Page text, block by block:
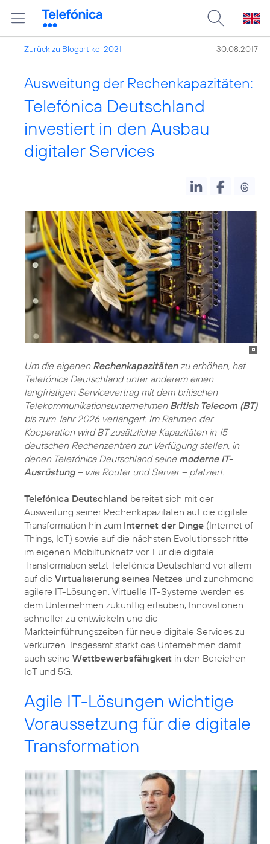
Zurück zu Blogartikel 2021 30.08.2017
Ausweitung der Rechenkapazitäten:
Telefónica Deutschland
investiert in den Ausbau
digitaler Services
Um die eigenen Rechenkapazitätenzu erhöhen, hat
Telefónica Deutschland unter anderem einen
langfristigen Servicevertrag mit dem britischen
Telekommunikationsunternehmen British Telecom (BT)
bis zum Jahr 2026 verlängert. Im Rahmen der
Kooperation wird BT zusätzliche Kapazitäten in 15
deutschen Rechenzentren zur Verfügung stellen, in
denen Telefónica Deutschland seine moderne IT-
Ausrüstung– wie Router und Server – platziert.
Telefónica Deutschland bereitet sich mit der
Ausweitung seiner Rechenkapazitäten auf die digitale
Transformation hin zum Internet der Dinge (Internet of
Things, IoT) sowie auf die nächsten Evolutionsschritte
im eigenen Mobilfunknetz vor. Für die digitale
Transformation setzt Telefónica Deutschland vor allem
auf die Virtualisierung seines Netzes und zunehmend
agilere IT-Lösungen. Virtuelle IT-Systeme werden es
dem Unternehmen zukünftig erlauben, Innovationen
schneller zu entwickeln und die
Markteinführungszeiten für neue digitale Services zu
verkürzen. Insgesamt stärkt das Unternehmen damit
auch seine Wettbewerbsfähigkeit in den Bereichen
IoT und 5G.
Agile IT-Lösungen wichtige
Voraussetzung für die digitale
Transformation